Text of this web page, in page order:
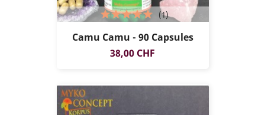
Camu Camu - 90 Capsules
Prix
38,00 CHF
(1)